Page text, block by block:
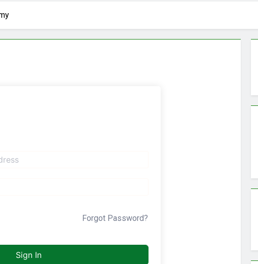
Forgot Password?
Sign In